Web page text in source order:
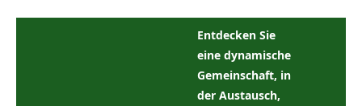
Entdecken Sie
eine dynamische
Gemeinschaft, in
der Austausch,